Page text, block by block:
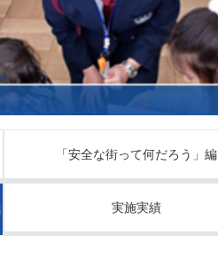
「安全な街って何だろう」編
実施実績